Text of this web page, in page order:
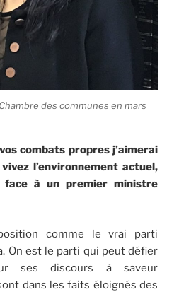
des communes en mars
combats propres j’aimerai
l’environnement actuel,
face à un premier ministre
comme le vrai parti
On est le parti qui peut défier
ses discours à saveur
dans les faits éloignés des